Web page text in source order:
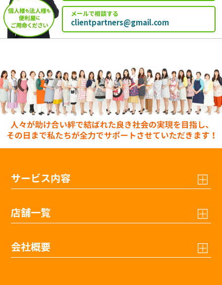
メールで相談する
clientpartners@gmail.com
サービス内容
店舗一覧
会社概要